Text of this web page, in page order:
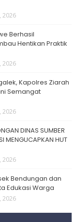
2026
Berhasil
Hentikan Praktik
2026
Kapolres Ziarah
Semangat
2026
DINAS SUMBER
MENGUCAPKAN HUT
2026
Bendungan dan
Edukasi Warga
2026